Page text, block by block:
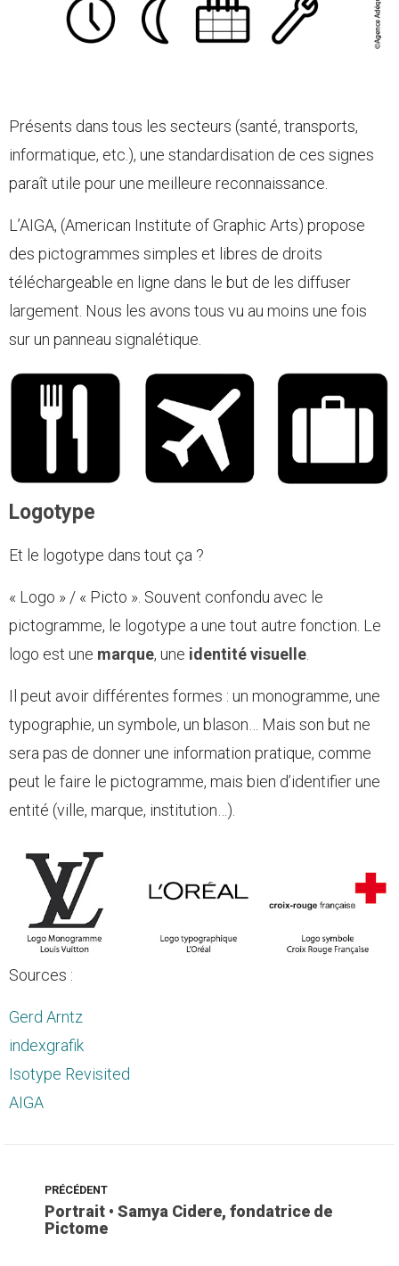
Présents dans tous les secteurs (santé, transports,
informatique, etc.), une standardisation de ces signes
paraît utile pour une meilleure reconnaissance.
L’AIGA, (American Institute of Graphic Arts) propose
des pictogrammes simples et libres de droits
téléchargeable en ligne dans le but de les diffuser
largement. Nous les avons tous vu au moins une fois
sur un panneau signalétique.
Logotype
Et le logotype dans tout ça ?
« Logo » / « Picto ». Souvent confondu avec le
pictogramme, le logotype a une tout autre fonction. Le
logo est une marque, une identité visuelle.
Il peut avoir différentes formes : un monogramme, une
typographie, un symbole, un blason… Mais son but ne
sera pas de donner une information pratique, comme
peut le faire le pictogramme, mais bien d’identifier une
entité (ville, marque, institution…).
Sources :
Gerd Arntz
indexgrafik
Isotype Revisited
AIGA
PRÉCÉDENT
Portrait • Samya Cidere, fondatrice de
Pictome